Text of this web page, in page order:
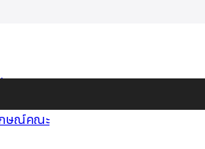
ษณ์คณะ